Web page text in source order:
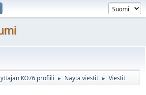
KO76 profiili ► Näytä viestit ► Viestit